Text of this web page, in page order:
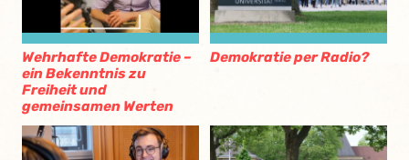
Wehrhafte Demokratie –
ein Bekenntnis zu
Freiheit und
gemeinsamen Werten
Demokratie per Radio?